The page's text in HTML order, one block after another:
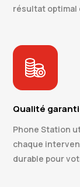
résultat optimal
Qualité
Phone Station
chaque
durable pour